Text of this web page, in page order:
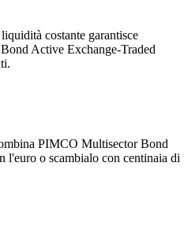
costante garantisce
Active Exchange-Traded
PIMCO Multisector Bond
l'euro o scambialo con centinaia di